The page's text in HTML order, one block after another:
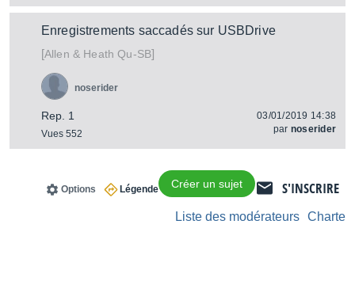
Enregistrements saccadés sur USBDrive
[Allen & Heath Qu-SB]
Rep. 1
Vues 552
noserider
03/01/2019 14:38
par noserider
S'INSCRIRE
Créer un sujet
Légende
Options
Charte
Liste des modérateurs